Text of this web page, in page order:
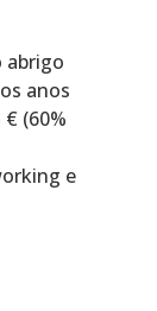
abrigo
anos
(60%
e